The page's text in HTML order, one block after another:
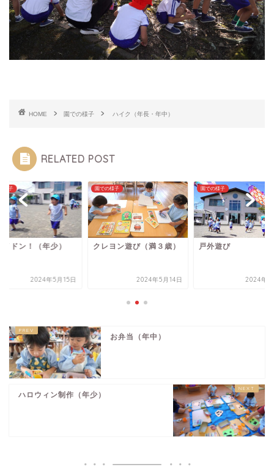
HOME 園での様子 ハイク（年長・年中）
RELATED POST
様子
イドン！（年少）
2024年5月15日
園での様子
クレヨン遊び（満３歳）
2024年5月14日
園での様子
戸外遊び
2024年5
お弁当（年中）
ハロウィン制作（年少）